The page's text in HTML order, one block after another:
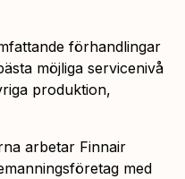
förhandlingar
möjliga servicenivå
produktion,
arbetar Finnair
med